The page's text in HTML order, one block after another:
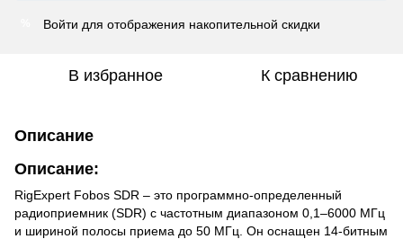
Войти для отображения накопительной скидки
В избранное К сравнению
Описание
Описание:
RigExpert Fobos SDR – это программно-определенный
радиоприемник (SDR) с частотным диапазоном 0,1–6000 МГц
и шириной полосы приема до 50 МГц. Он оснащен 14-битным